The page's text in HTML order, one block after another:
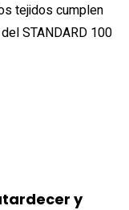
tejidos cumplen
STANDARD 100
y